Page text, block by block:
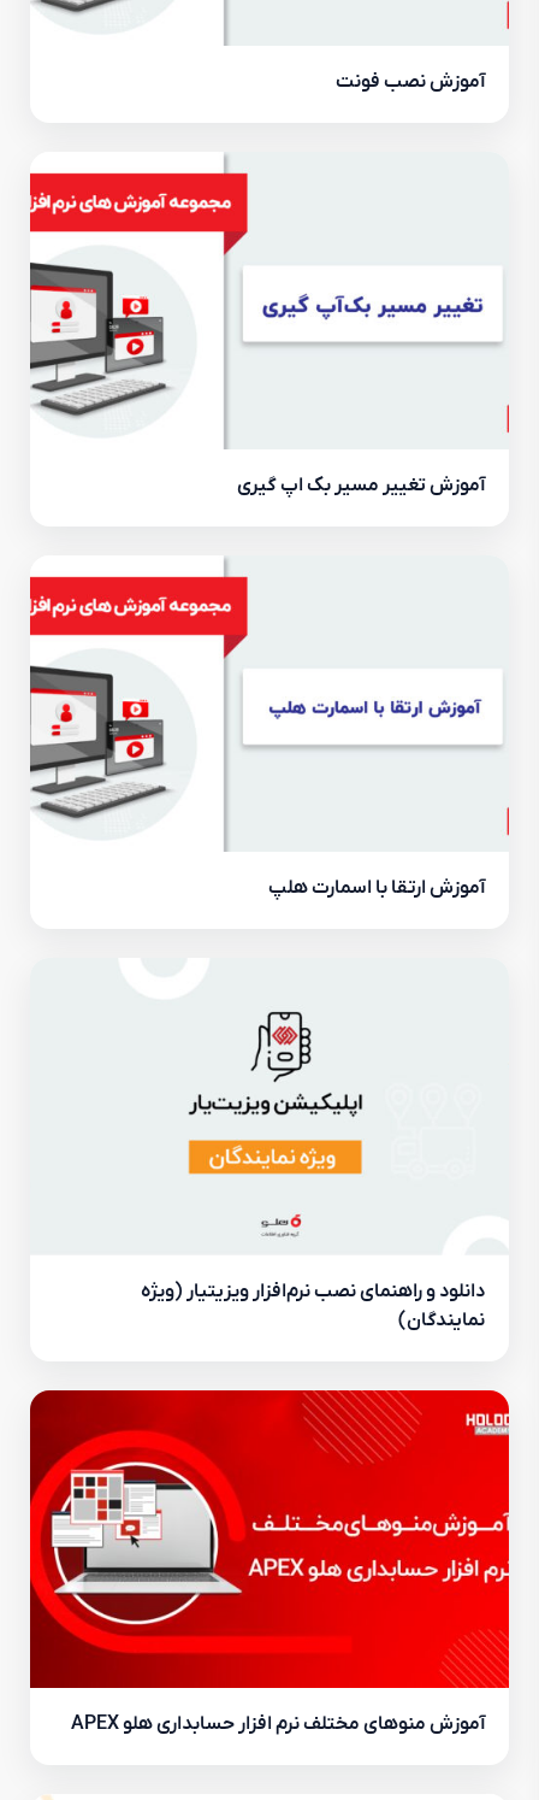
آموزش نصب فونت
آموزش تغییر مسیر بک اپ گیری
آموزش ارتقا با اسمارت هلپ
دانلود و راهنمای نصب نرم‌افزار ویزیتیار (ویژه
نمایندگان)
آموزش منوهای مختلف نرم افزار حسابداری هلو APEX